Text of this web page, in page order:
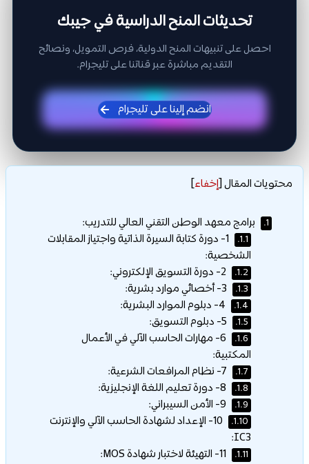
تحديثات المنح الدراسية في جيبك
احصل على تنبيهات المنح الدولية، فرص التمويل، ونصائح
التقديم مباشرة عبر قناتنا على تليجرام.
انضم إلينا على تليجرام
محتويات المقال[إخفاء]
1. برامج معهد الوطن التقني العالي للتدريب:
1.1.
1- دورة كتابة السيرة الذاتية واجتياز المقابلات
الشخصية:
1.2.
1.3.
1.4.
1.5.
1.6.
6- مهارات الحاسب الآلي في الأعمال
المكتبية:
1.7.
1.8.
1.9.
1.10.
10- الإعداد لشهادة الحاسب الآلي والإنترنت
IC3:
1.11.